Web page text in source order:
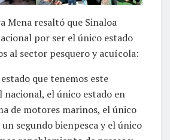
Mena resaltó que Sinaloa
por ser el único estado
al sector pesquero y acuícola:
que tenemos este
nacional, el único estado en
de motores marinos, el único
segundo bienpesca y el único